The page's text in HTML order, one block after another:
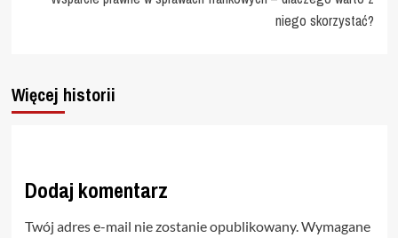
niego skorzystać?
Więcej historii
Dodaj komentarz
Twój adres e-mail nie zostanie opublikowany. Wymagane